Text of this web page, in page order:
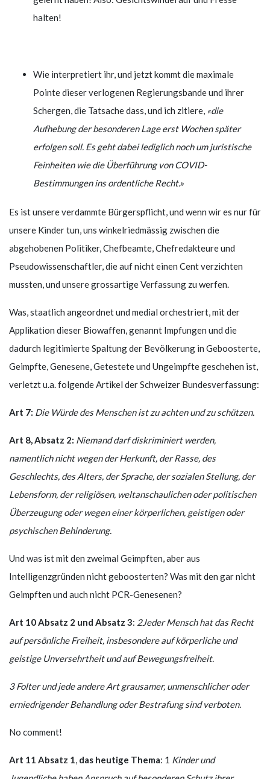
halten!
Wie interpretiert ihr, und jetzt kommt die maximale
Pointe dieser verlogenen Regierungsbande und ihrer
Schergen, die Tatsache dass, und ich zitiere, «die
Aufhebung der besonderen Lage erst Wochen später
erfolgen soll. Es geht dabei lediglich noch um juristische
Feinheiten wie die Überführung von COVID-
Bestimmungen ins ordentliche Recht.»
Es ist unsere verdammte Bürgerspflicht, und wenn wir es nur für
unsere Kinder tun, uns winkelriedmässig zwischen die
abgehobenen Politiker, Chefbeamte, Chefredakteure und
Pseudowissenschaftler, die auf nicht einen Cent verzichten
mussten, und unsere grossartige Verfassung zu werfen.
Was, staatlich angeordnet und medial orchestriert, mit der
Applikation dieser Biowaffen, genannt Impfungen und die
dadurch legitimierte Spaltung der Bevölkerung in Geboosterte,
Geimpfte, Genesene, Getestete und Ungeimpfte geschehen ist,
verletzt u.a. folgende Artikel der Schweizer Bundesverfassung:
Art 7: Die Würde des Menschen ist zu achten und zu schützen.
Art 8, Absatz 2: Niemand darf diskriminiert werden,
namentlich nicht wegen der Herkunft, der Rasse, des
Geschlechts, des Alters, der Sprache, der sozialen Stellung, der
Lebensform, der religiösen, weltanschaulichen oder politischen
Überzeugung oder wegen einer körperlichen, geistigen oder
psychischen Behinderung.
Und was ist mit den zweimal Geimpften, aber aus
Intelligenzgründen nicht geboosterten? Was mit den gar nicht
Geimpften und auch nicht PCR-Genesenen?
Art 10 Absatz 2 und Absatz 3: 2Jeder Mensch hat das Recht
auf persönliche Freiheit, insbesondere auf körperliche und
geistige Unversehrtheit und auf Bewegungsfreiheit.
3Folter und jede andere Art grausamer, unmenschlicher oder
erniedrigender Behandlung oder Bestrafung sind verboten.
No comment!
Art 11 Absatz 1, das heutige Thema: 1 Kinder und